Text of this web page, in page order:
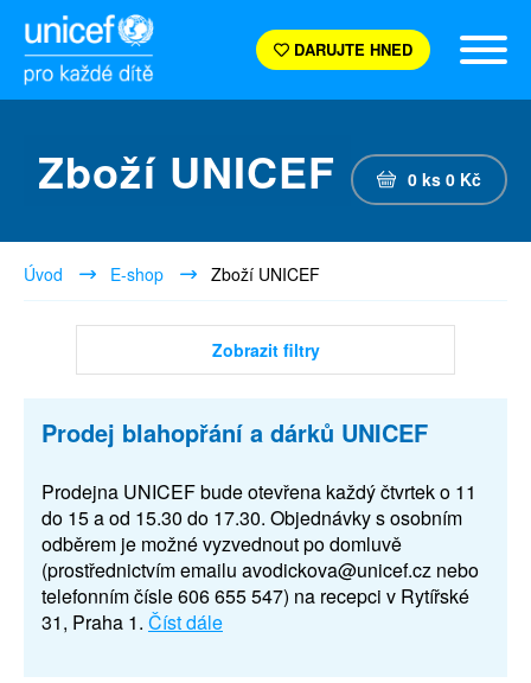
DARUJTE HNED
Zboží UNICEF 0 ks 0 Kč
Úvod E-shop Zboží UNICEF
Zobrazit filtry
Prodej blahopřání a dárků UNICEF
Prodejna UNICEF bude otevřena každý čtvrtek o 11
do 15 a od 15.30 do 17.30. Objednávky s osobním
odběrem je možné vyzvednout po domluvě
(prostřednictvím emailu avodickova@unicef.cz nebo
telefonním čísle 606 655 547) na recepci v Rytířské
31, Praha 1. Číst dále